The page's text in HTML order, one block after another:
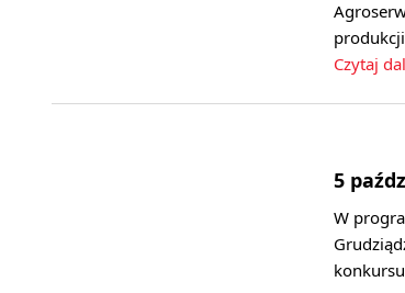
Czytaj
5
W